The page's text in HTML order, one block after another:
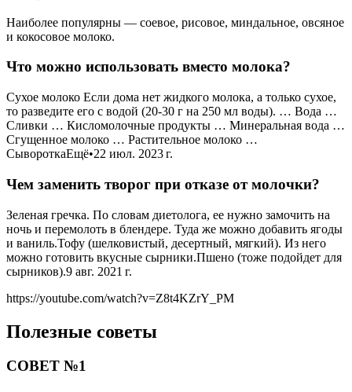
Наиболее популярны — соевое, рисовое, миндальное, овсяное
и кокосовое молоко.
Что можно использовать вместо молока?
Сухое молоко Если дома нет жидкого молока, а только сухое,
то разведите его с водой (20-30 г на 250 мл воды). … Вода …
Сливки … Кисломолочные продукты … Минеральная вода …
Сгущенное молоко … Растительное молоко …
СывороткаЕщё•22 июл. 2023 г.
Чем заменить творог при отказе от молочки?
Зеленая гречка. По словам диетолога, ее нужно замочить на
ночь и перемолоть в блендере. Туда же можно добавить ягоды
и ваниль.Тофу (шелковистый, десертный, мягкий). Из него
можно готовить вкусные сырники.Пшено (тоже подойдет для
сырников).9 авг. 2021 г.
https://youtube.com/watch?v=Z8t4KZrY_PM
Полезные советы
СОВЕТ №1